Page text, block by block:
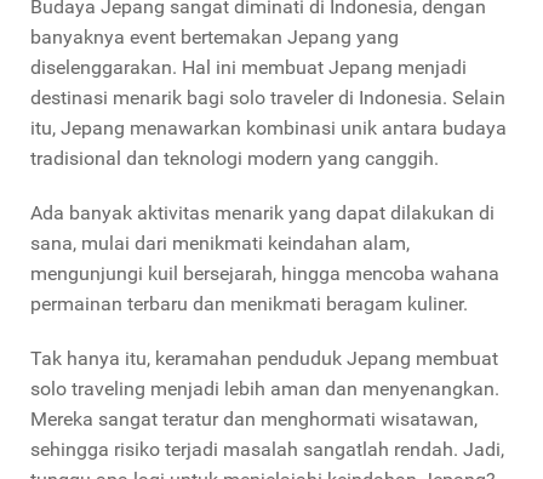
Budaya Jepang sangat diminati di Indonesia, dengan
banyaknya event bertemakan Jepang yang
diselenggarakan. Hal ini membuat Jepang menjadi
destinasi menarik bagi solo traveler di Indonesia. Selain
itu, Jepang menawarkan kombinasi unik antara budaya
tradisional dan teknologi modern yang canggih.
Ada banyak aktivitas menarik yang dapat dilakukan di
sana, mulai dari menikmati keindahan alam,
mengunjungi kuil bersejarah, hingga mencoba wahana
permainan terbaru dan menikmati beragam kuliner.
Tak hanya itu, keramahan penduduk Jepang membuat
solo traveling menjadi lebih aman dan menyenangkan.
Mereka sangat teratur dan menghormati wisatawan,
sehingga risiko terjadi masalah sangatlah rendah. Jadi,